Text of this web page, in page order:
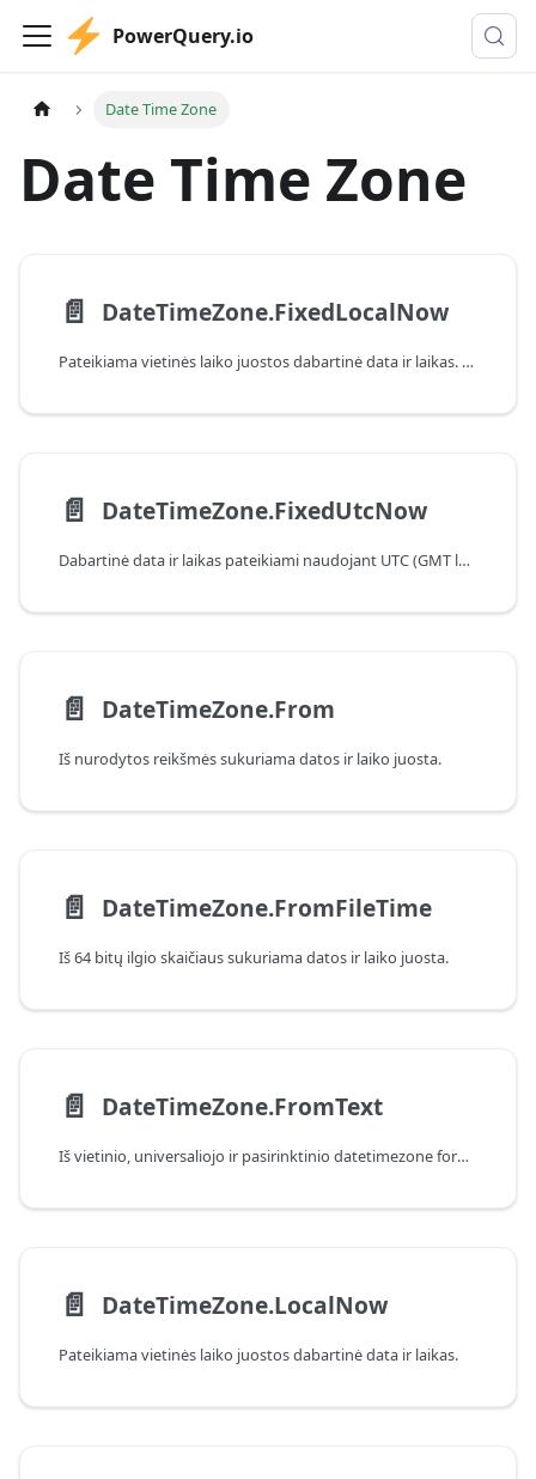
PowerQuery.io
Date Time Zone
Date Time Zone
📄️ DateTimeZone.FixedLocalNow
Pateikiama vietinės laiko juostos dabartinė data ir laikas. Ši reikšmė yra fiksuota ir nepasikeis per vėlesnius iškvietimus.
📄️ DateTimeZone.FixedUtcNow
Dabartinė data ir laikas pateikiami naudojant UTC (GMT laiko juosta). Ši reikšmė yra fiksuota ir nepasikeis per vėlesnius iškvietimus.
📄️ DateTimeZone.From
Iš nurodytos reikšmės sukuriama datos ir laiko juosta.
📄️ DateTimeZone.FromFileTime
Iš 64 bitų ilgio skaičiaus sukuriama datos ir laiko juosta.
📄️ DateTimeZone.FromText
Iš vietinio, universaliojo ir pasirinktinio datetimezone formatų sukuriama datetimezone reikšmė.
📄️ DateTimeZone.LocalNow
Pateikiama vietinės laiko juostos dabartinė data ir laikas.